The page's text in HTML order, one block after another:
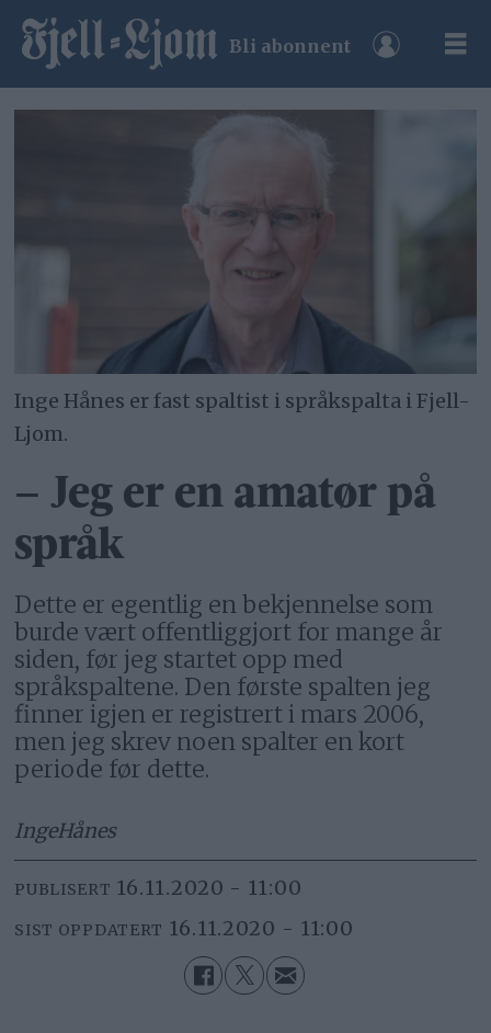
Bli abonnent
Inge Hånes er fast spaltist i språkspalta i Fjell-
Ljom.
– Jeg er en amatør på
språk
Dette er egentlig en bekjennelse som
burde vært offentliggjort for mange år
siden, før jeg startet opp med
språkspaltene. Den første spalten jeg
finner igjen er registrert i mars 2006,
men jeg skrev noen spalter en kort
periode før dette.
IngeHånes
PUBLISERT 16.11.2020 - 11:00
SIST OPPDATERT 16.11.2020 - 11:00